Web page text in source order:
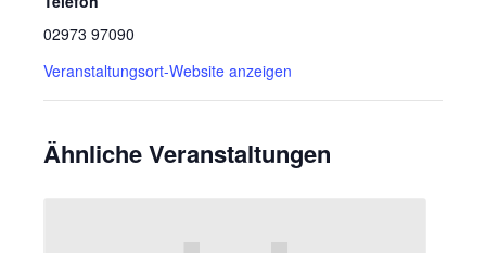
02973 97090
Veranstaltungsort-Website anzeigen
Ähnliche Veranstaltungen